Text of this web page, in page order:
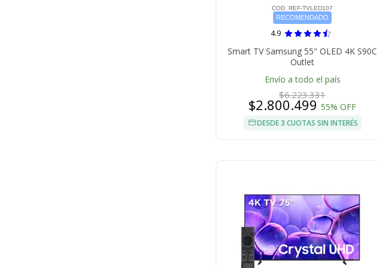
COD. REF-TVLED107
RECOMENDADO
4.9
Smart TV Samsung 55" OLED 4K S90C
Outlet
Envío a todo el país
$6.223.331
$2.800.499 55% OFF
DESDE 3 CUOTAS SIN INTERÉS